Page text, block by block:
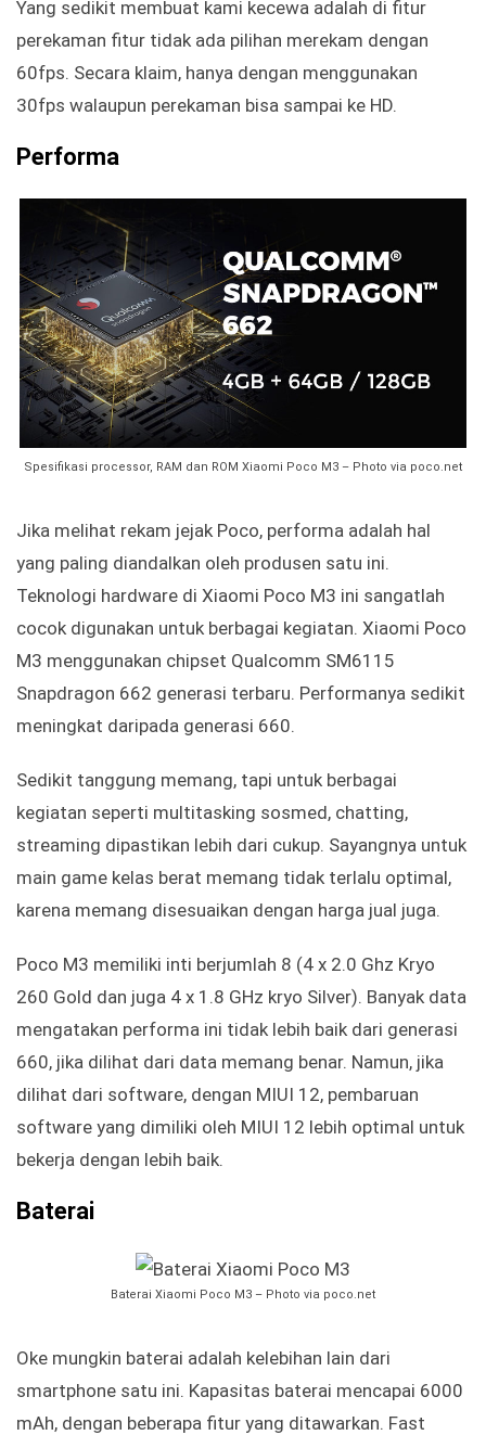
Yang sedikit membuat kami kecewa adalah di fitur
perekaman fitur tidak ada pilihan merekam dengan
60fps. Secara klaim, hanya dengan menggunakan
30fps walaupun perekaman bisa sampai ke HD.
Performa
Spesifikasi processor, RAM dan ROM Xiaomi Poco M3 – Photo via poco.net
Jika melihat rekam jejak Poco, performa adalah hal
yang paling diandalkan oleh produsen satu ini.
Teknologi hardware di Xiaomi Poco M3 ini sangatlah
cocok digunakan untuk berbagai kegiatan. Xiaomi Poco
M3 menggunakan chipset Qualcomm SM6115
Snapdragon 662 generasi terbaru. Performanya sedikit
meningkat daripada generasi 660.
Sedikit tanggung memang, tapi untuk berbagai
kegiatan seperti multitasking sosmed, chatting,
streaming dipastikan lebih dari cukup. Sayangnya untuk
main game kelas berat memang tidak terlalu optimal,
karena memang disesuaikan dengan harga jual juga.
Poco M3 memiliki inti berjumlah 8 (4 x 2.0 Ghz Kryo
260 Gold dan juga 4 x 1.8 GHz kryo Silver). Banyak data
mengatakan performa ini tidak lebih baik dari generasi
660, jika dilihat dari data memang benar. Namun, jika
dilihat dari software, dengan MIUI 12, pembaruan
software yang dimiliki oleh MIUI 12 lebih optimal untuk
bekerja dengan lebih baik.
Baterai
Baterai Xiaomi Poco M3 – Photo via poco.net
Oke mungkin baterai adalah kelebihan lain dari
smartphone satu ini. Kapasitas baterai mencapai 6000
mAh, dengan beberapa fitur yang ditawarkan. Fast